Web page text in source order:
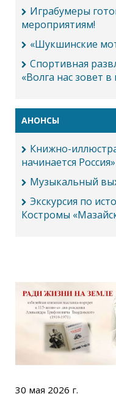
Играбумеры
мероприятиям!
«Шукшинские
Спортивная
«Волга нас зовет в
АНОНСЫ
Книжно-
начинается Россия»
Музыкальный
Экскурсия по
Костромы
30 мая 2026 г.